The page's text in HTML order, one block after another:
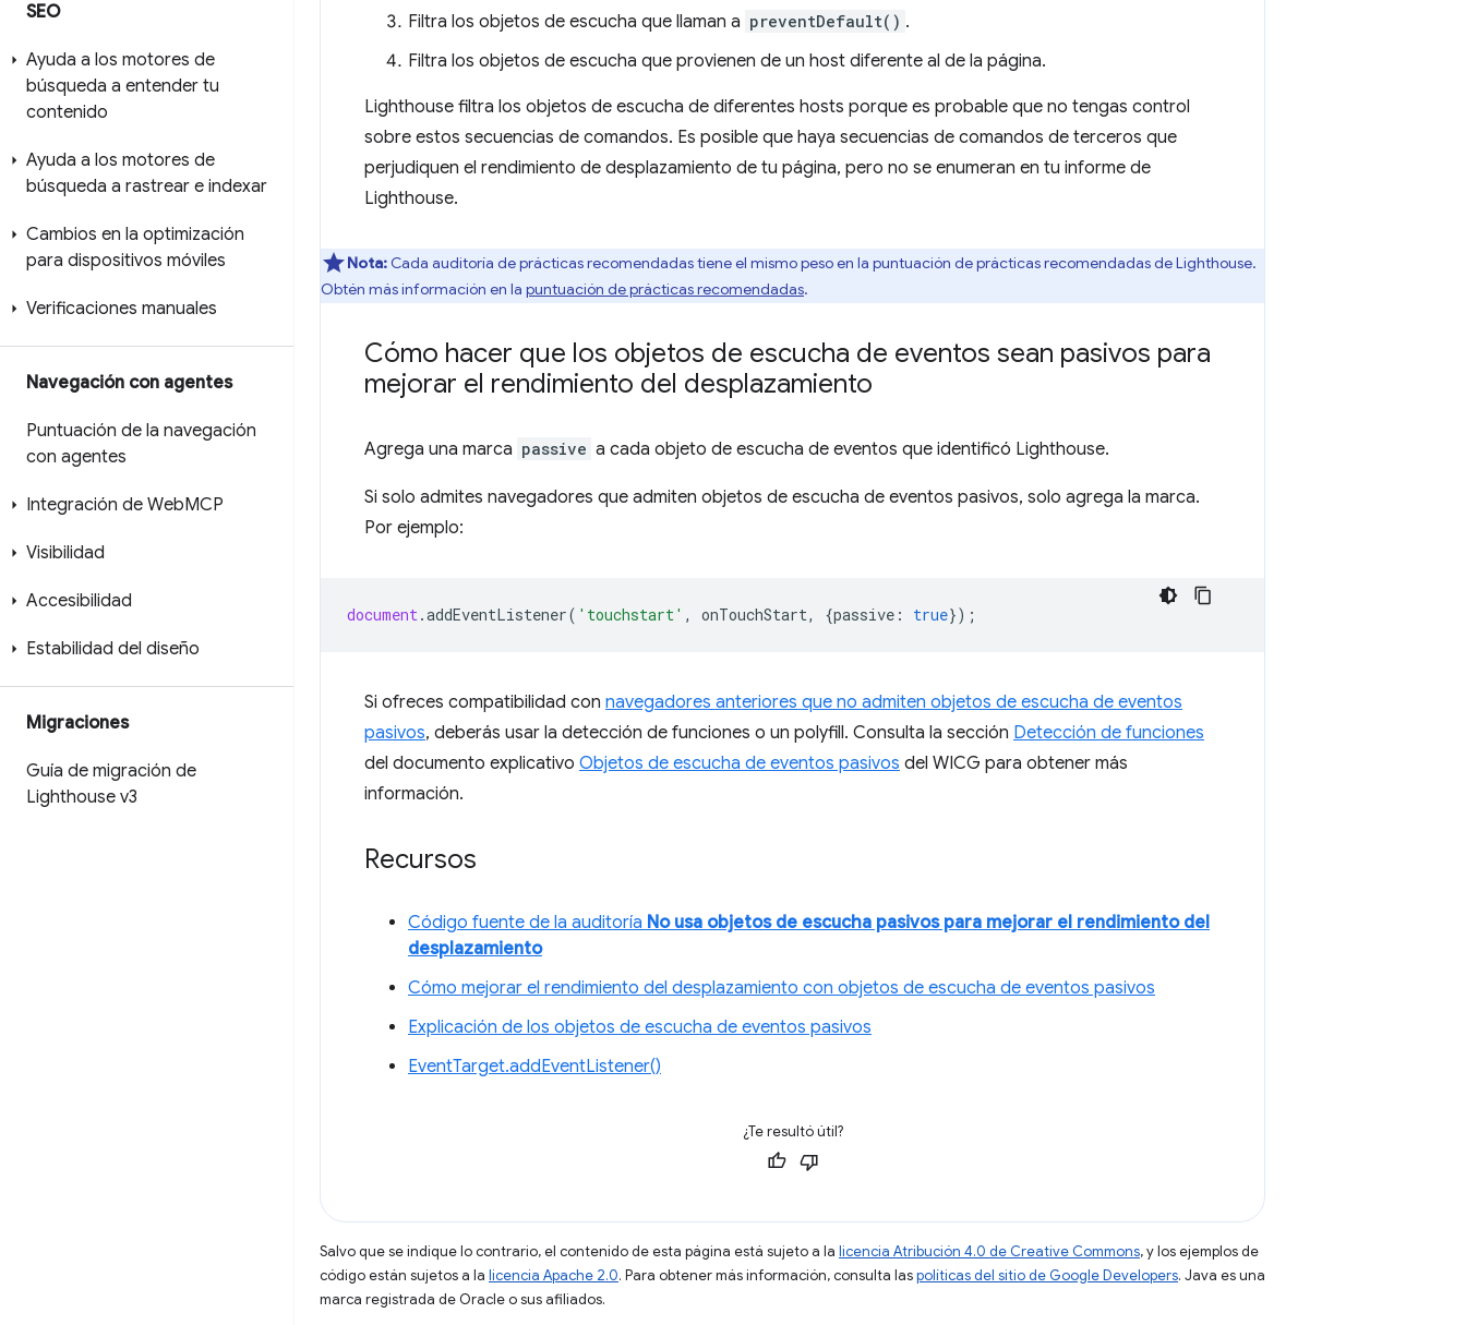
SEO
Ayuda a los motores de
búsqueda a entender tu
contenido
Ayuda a los motores de
búsqueda a rastrear e indexar
Cambios en la optimización
para dispositivos móviles
Verificaciones manuales
Navegación con agentes
Puntuación de la navegación
con agentes
Integración de WebMCP
Visibilidad
Accesibilidad
Estabilidad del diseño
Migraciones
Guía de migración de
Lighthouse v3
Filtra los objetos de escucha que llaman a preventDefault() .
Filtra los objetos de escucha que provienen de un host diferente al de la página.
Lighthouse filtra los objetos de escucha de diferentes hosts porque es probable que no tengas control
sobre estos secuencias de comandos. Es posible que haya secuencias de comandos de terceros que
perjudiquen el rendimiento de desplazamiento de tu página, pero no se enumeran en tu informe de
Lighthouse.
Nota: Cada auditoría de prácticas recomendadas tiene el mismo peso en la puntuación de prácticas recomendadas de Lighthouse.
Obtén más información en la puntuación de prácticas recomendadas.
Cómo hacer que los objetos de escucha de eventos sean pasivos para
mejorar el rendimiento del desplazamiento
Agrega una marca passive a cada objeto de escucha de eventos que identificó Lighthouse.
Si solo admites navegadores que admiten objetos de escucha de eventos pasivos, solo agrega la marca.
Por ejemplo:
document .addEventListener( 'touchstart' , onTouchStart, {passive : true});
Si ofreces compatibilidad con navegadores anteriores que no admiten objetos de escucha de eventos
pasivos, deberás usar la detección de funciones o un polyfill. Consulta la sección Detección de funciones
del documento explicativo Objetos de escucha de eventos pasivos del WICG para obtener más
información.
Recursos
Código fuente de la auditoría No usa objetos de escucha pasivos para mejorar el rendimiento del
desplazamiento
Cómo mejorar el rendimiento del desplazamiento con objetos de escucha de eventos pasivos
Explicación de los objetos de escucha de eventos pasivos
EventTarget.addEventListener()
¿Te resultó útil?
Salvo que se indique lo contrario, el contenido de esta página está sujeto a la licencia Atribución 4.0 de Creative Commons, y los ejemplos de
código están sujetos a la licencia Apache 2.0. Para obtener más información, consulta laspolíticas del sitio de Google Developers. Java es una
marca registrada de Oracle o sus afiliados.